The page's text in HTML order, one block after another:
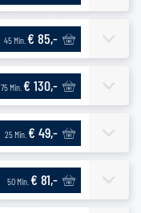
45 Min. € 85,-
75 Min. € 130,-
25 Min. € 49,-
50 Min. € 81,-